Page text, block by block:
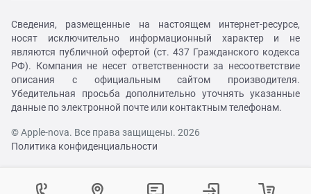
Сведения, размещенные на настоящем интернет-ресурсе,
носят исключительно информационный характер и не
являются публичной офертой (ст. 437 Гражданского кодекса
РФ). Компания не несет ответственности за несоответствие
описания с официальным сайтом производителя.
Убедительная просьба дополнительно уточнять указанные
данные по электронной почте или контактным телефонам.
© Apple-nova. Все права защищены. 2026
Политика конфиденциальности
Контактный центр
Укажите ваш город
Как вам удобнее с нами связаться?
Войти в личный кабинет